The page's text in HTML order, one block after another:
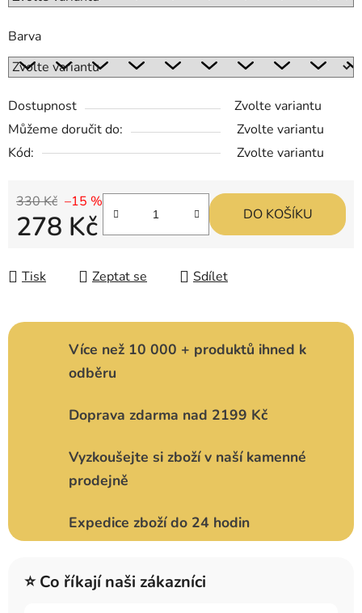
Barva
Dostupnost
Zvolte variantu
Můžeme doručit do:
Zvolte variantu
Kód:
Zvolte variantu
330 Kč –15 %
278 Kč DO KOŠÍKU
Tisk Zeptat se Sdílet
Více než 10 000 + produktů ihned k
odběru
Doprava zdarma nad 2199 Kč
Vyzkoušejte si zboží v naší kamenné
prodejně
Expedice zboží do 24 hodin
⭐ Co říkají naši zákazníci